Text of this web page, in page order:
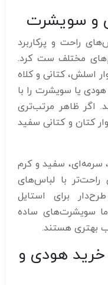
و سویشرت
راحت و پرکاربرد
مختلف ست کرد.
اسلش، کتانی و کلاه
یا سویشرت را با
اگر ظاهر مرتب‌تری
کتان و کتانی سفید
سرمه‌ای، سفید و کرم
با لباس‌های
برای استایل
سویشرت‌های ساده
بهتری هستند.
خرید هودی و